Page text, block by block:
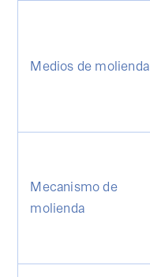
Medios de molienda
Mecanismo de
molienda